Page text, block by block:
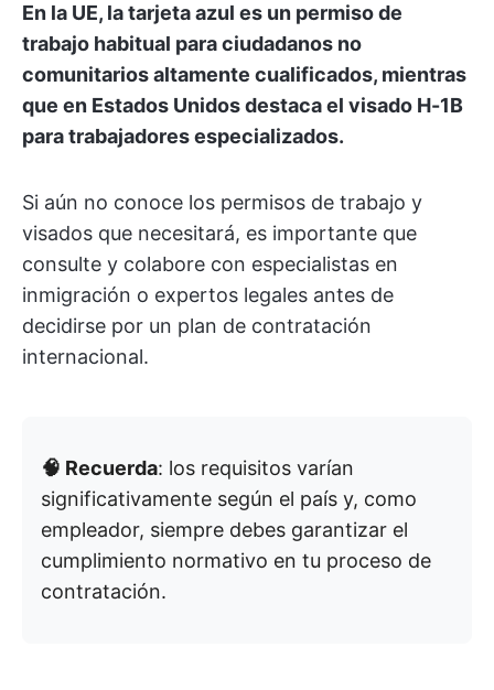
En la UE, la tarjeta azul es un permiso de
trabajo habitual para ciudadanos no
comunitarios altamente cualificados, mientras
que en Estados Unidos destaca el visado H-1B
para trabajadores especializados.
Si aún no conoce los permisos de trabajo y
visados que necesitará, es importante que
consulte y colabore con especialistas en
inmigración o expertos legales antes de
decidirse por un plan de contratación
internacional.
🧠 Recuerda: los requisitos varían
significativamente según el país y, como
empleador, siempre debes garantizar el
cumplimiento normativo en tu proceso de
contratación.